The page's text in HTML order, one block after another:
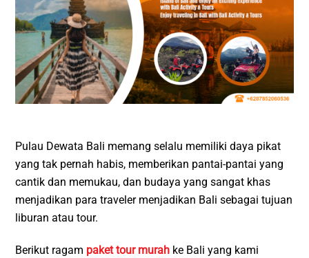
Pulau Dewata Bali memang selalu memiliki daya pikat
yang tak pernah habis, memberikan pantai-pantai yang
cantik dan memukau, dan budaya yang sangat khas
menjadikan para traveler menjadikan Bali sebagai tujuan
liburan atau tour.
Berikut ragam paket tour murah ke Bali yang kami